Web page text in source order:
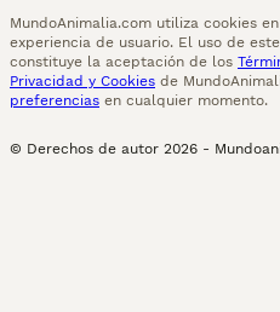
MundoAnimalia.com utiliza cookies
experiencia de usuario. El uso de
constituye la aceptación de los
Privacidad y Cookies de
preferencias en cualquier momento.
© Derechos de autor 2026 -